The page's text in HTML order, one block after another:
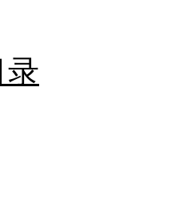
录